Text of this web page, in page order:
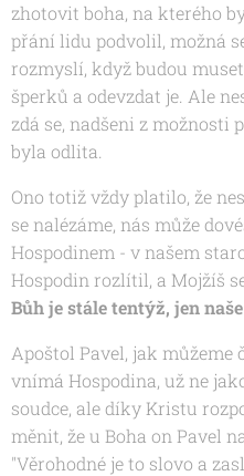
zhotovit boha, na kterého
přání lidu podvolil, možná
rozmyslí, když budou
šperků a odevzdat je. Ale
zdá se, nadšeni z možnosti
byla odlita.
Ono totiž vždy platilo, že
se nalézáme, nás může
Hospodinem - v našem
Hospodin rozlítil, a Mojžíš
Bůh je stále tentýž, jen
Apoštol Pavel, jak můžeme
vnímá Hospodina, už ne
soudce, ale díky Kristu
měnit, že u Boha on Pavel
"Věrohodné je to slovo a